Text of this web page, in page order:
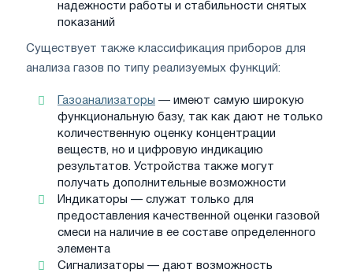
надежности работы и стабильности снятых
показаний
Существует также классификация приборов для
анализа газов по типу реализуемых функций:
Газоанализаторы — имеют самую широкую
функциональную базу, так как дают не только
количественную оценку концентрации
веществ, но и цифровую индикацию
результатов. Устройства также могут
получать дополнительные возможности
Индикаторы — служат только для
предоставления качественной оценки газовой
смеси на наличие в ее составе определенного
элемента
Сигнализаторы — дают возможность